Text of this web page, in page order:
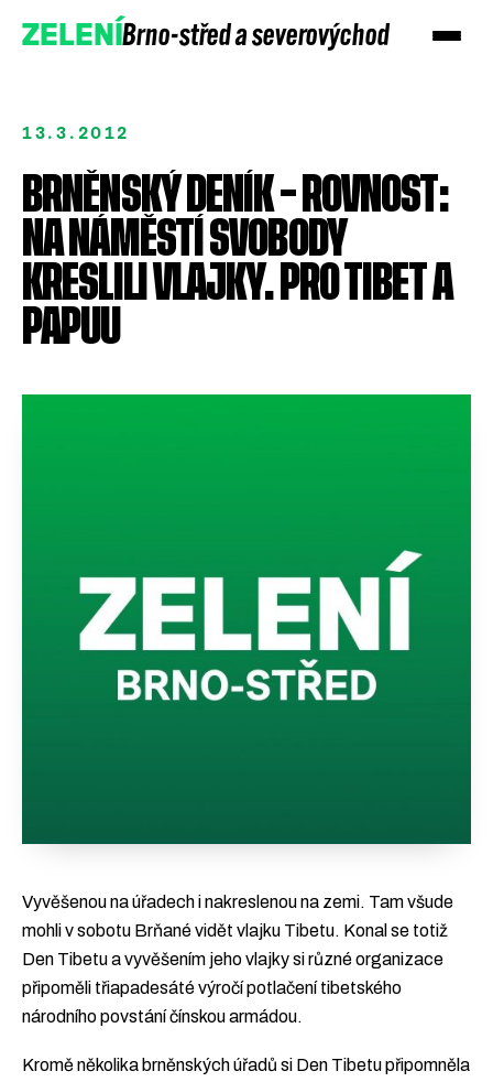
ZELENÍBrno-střed a severovýchod
13.3.2012
BRNĚNSKÝ DENÍK – ROVNOST:
NA NÁMĚSTÍ SVOBODY
KRESLILI VLAJKY. PRO TIBET A
PAPUU
Vyvěšenou na úřadech i nakreslenou na zemi. Tam všude
mohli v sobotu Brňané vidět vlajku Tibetu. Konal se totiž
Den Tibetu a vyvěšením jeho vlajky si různé organizace
připoměli třiapadesáté výročí potlačení tibetského
národního povstání čínskou armádou.
Kromě několika brněnských úřadů si Den Tibetu připomněla